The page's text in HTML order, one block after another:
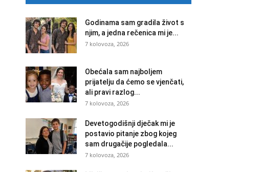
Godinama sam gradila život s
njim, a jedna rečenica mi je...
7 kolovoza, 2026
Obećala sam najboljem
prijatelju da ćemo se vjenčati,
ali pravi razlog...
7 kolovoza, 2026
Devetogodišnji dječak mi je
postavio pitanje zbog kojeg
sam drugačije pogledala...
7 kolovoza, 2026